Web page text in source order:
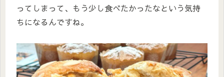
ってしまって、もう少し食べたかったなという気持
ちになるんですね。